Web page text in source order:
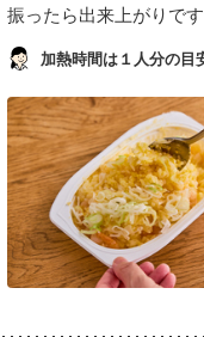
振ったら出来上がりです
加熱時間は１人分の目